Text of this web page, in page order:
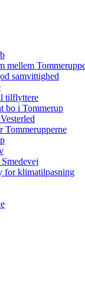
mellem
samvittighed
tilflyttere
bo i Tommerup
Tommerupperne
for klimatilpasning